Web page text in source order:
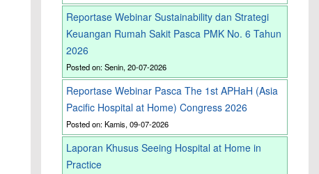
Reportase Webinar Sustainability dan Strategi
Keuangan Rumah Sakit Pasca PMK No. 6 Tahun
2026
Posted on: Senin, 20-07-2026
Reportase Webinar Pasca The 1st APHaH (Asia
Pacific Hospital at Home) Congress 2026
Posted on: Kamis, 09-07-2026
Laporan Khusus Seeing Hospital at Home in
Practice